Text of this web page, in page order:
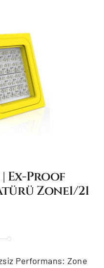
| Ex-Proof
Zone1/21
Performans: Zone